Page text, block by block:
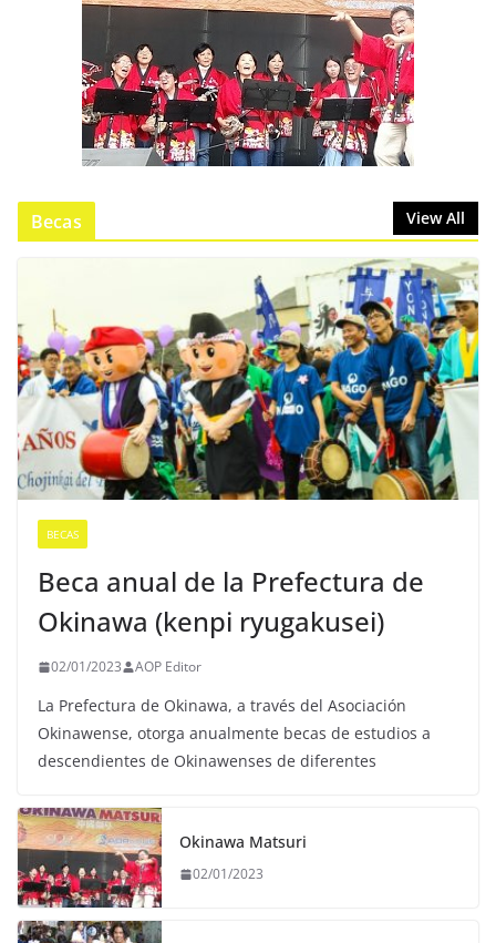
Becas View All
BECAS
Beca anual de la Prefectura de
Okinawa (kenpi ryugakusei)
02/01/2023 AOP Editor
La Prefectura de Okinawa, a través del Asociación
Okinawense, otorga anualmente becas de estudios a
descendientes de Okinawenses de diferentes
Okinawa Matsuri
02/01/2023